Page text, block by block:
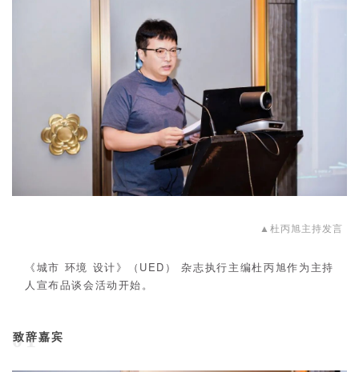
▲杜丙旭主持发言
《城市 环境 设计》（UED） 杂志执行主编杜丙旭作为主持
人宣布品谈会活动开始。
01
致辞嘉宾